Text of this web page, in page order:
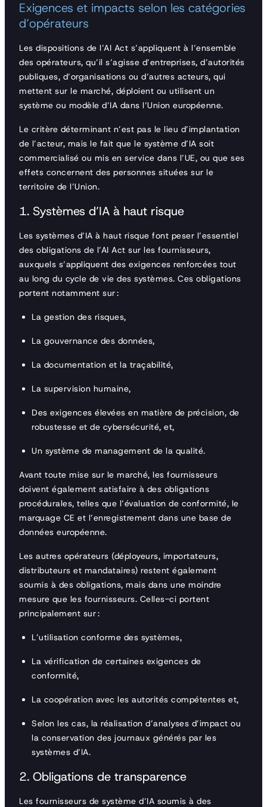
Exigences et impacts selon les catégories
d’opérateurs
Les dispositions de l’AI Act s’appliquent à l’ensemble
des opérateurs, qu’il s’agisse d’entreprises, d’autorités
publiques, d’organisations ou d’autres acteurs, qui
mettent sur le marché, déploient ou utilisent un
système ou modèle d’IA dans l’Union européenne.
Le critère déterminant n’est pas le lieu d’implantation
de l’acteur, mais le fait que le système d’IA soit
commercialisé ou mis en service dans l’UE, ou que ses
effets concernent des personnes situées sur le
territoire de l’Union.
1. Systèmes d’IA à haut risque
Les systèmes d’IA à haut risque font peser l’essentiel
des obligations de l’AI Act sur les fournisseurs,
auxquels s’appliquent des exigences renforcées tout
au long du cycle de vie des systèmes. Ces obligations
portent notamment sur :
La gestion des risques,
La gouvernance des données,
La documentation et la traçabilité,
La supervision humaine,
Des exigences élevées en matière de précision, de
robustesse et de cybersécurité, et,
Un système de management de la qualité.
Avant toute mise sur le marché, les fournisseurs
doivent également satisfaire à des obligations
procédurales, telles que l’évaluation de conformité, le
marquage CE et l’enregistrement dans une base de
données européenne.
Les autres opérateurs (déployeurs, importateurs,
distributeurs et mandataires) restent également
soumis à des obligations, mais dans une moindre
mesure que les fournisseurs. Celles-ci portent
principalement sur :
L’utilisation conforme des systèmes,
La vérification de certaines exigences de
conformité,
La coopération avec les autorités compétentes et,
Selon les cas, la réalisation d’analyses d’impact ou
la conservation des journaux générés par les
systèmes d’IA.
2. Obligations de transparence
Les fournisseurs de système d’IA soumis à des